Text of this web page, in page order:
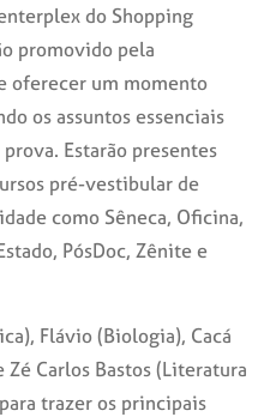
do Shopping
promovido pela
oferecer um momento
os assuntos essenciais
Estarão presentes
pré-vestibular de
como Sêneca, Oficina,
PósDoc, Zênite e
Flávio (Biologia), Cacá
Zé Carlos Bastos (Literatura
trazer os principais